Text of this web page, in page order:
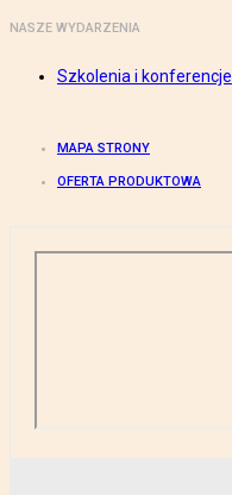
NASZE WYDARZENIA
Szkolenia i konferencje
MAPA STRONY
OFERTA PRODUKTOWA